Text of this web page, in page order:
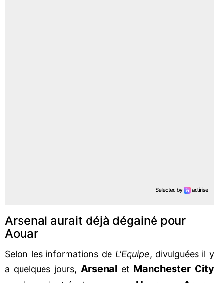
Arsenal aurait déjà dégainé pour
Aouar
Selon les informations de L'Equipe, divulguées il y
a quelques jours, Arsenal et Manchester City